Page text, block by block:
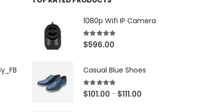
1080p Wifi IP Camera
5.00out of 5
$596.00
Casual Blue Shoes
5.00 out of 5
$101.00 – $111.00